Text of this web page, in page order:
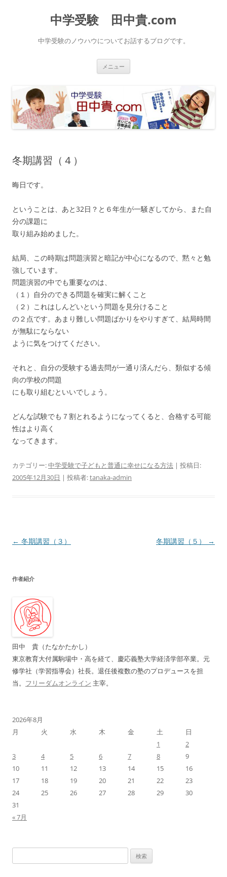
中学受験 田中貴.com
中学受験のノウハウについてお話するブログです。
メニュー
ス
キ
ッ
プ
冬期講習（４）
晦日です。
ということは、あと32日？と６年生が一騒ぎしてから、また自
分の課題に
取り組み始めました。
結局、この時期は問題演習と暗記が中心になるので、黙々と勉
強しています。
問題演習の中でも重要なのは、
（１）自分のできる問題を確実に解くこと
（２）これはしんどいという問題を見分けること
の２点です。あまり難しい問題ばかりをやりすぎて、結局時間
が無駄にならない
ように気をつけてください。
それと、自分の受験する過去問が一通り済んだら、類似する傾
向の学校の問題
にも取り組むといいでしょう。
どんな試験でも７割とれるようになってくると、合格する可能
性はより高く
なってきます。
カテゴリー:中学受験で子どもと普通に幸せになる方法 | 投稿日:
2005年12月30日 | 投稿者:tanaka-admin
投
ビ
ー
シ
ョ
ン
← 冬期講習（３） 冬期講習（５） →
作者紹介
田中 貴（たなかたかし）
東京教育大付属駒場中・高を経て、慶応義塾大学経済学部卒業。元
修学社（学習指導会）社長。退任後複数の塾のプロデュースを担
当。 フリーダムオンライン 主宰。
2026年8月
月
火 水 木 金 土
日
1
2
3
4 5 6 7 8
9
10
11 12 13 14 15
16
17
18 19 20 21 22
23
24
25 26 27 28 29
30
31
« 7月
索: